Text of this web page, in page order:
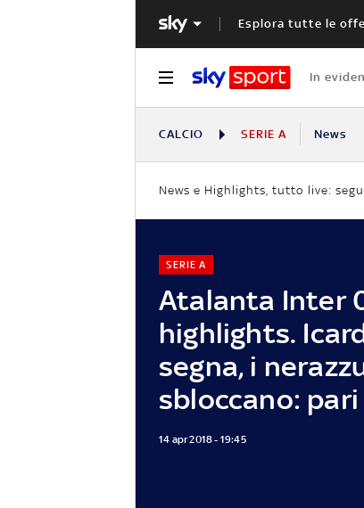
Esplora tutte le
In
CALCIO SERIE A News
News e Highlights, tutto live:
Atalanta Inter
highlights.
segna, i
sbloccano: pari
SERIE A
14 apr 2018 - 19:45